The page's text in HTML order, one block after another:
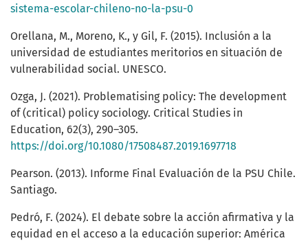
sistema-escolar-chileno-no-la-psu-0
Orellana, M., Moreno, K., y Gil, F. (2015). Inclusión a la
universidad de estudiantes meritorios en situación de
vulnerabilidad social. UNESCO.
Ozga, J. (2021). Problematising policy: The development
of (critical) policy sociology. Critical Studies in
Education, 62(3), 290–305.
https://doi.org/10.1080/17508487.2019.1697718
Pearson. (2013). Informe Final Evaluación de la PSU Chile.
Santiago.
Pedró, F. (2024). El debate sobre la acción afirmativa y la
equidad en el acceso a la educación superior: América